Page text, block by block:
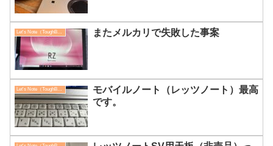
Let's Note（ToughBook） またメルカリで失敗した事案
モバイルノート（レッツノート）最高
です。